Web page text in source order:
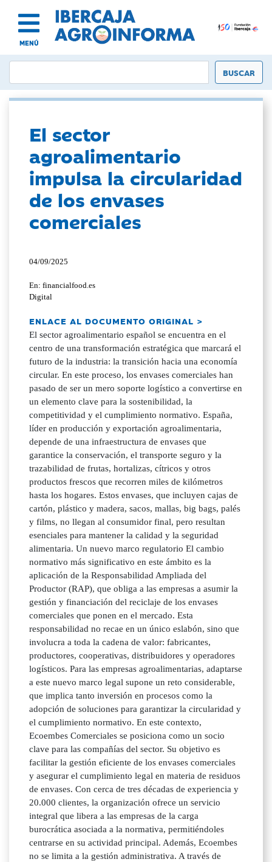
MENÚ
El sector
agroalimentario
impulsa la circularidad
de los envases
comerciales
04/09/2025
En: financialfood.es
Digital
ENLACE AL DOCUMENTO ORIGINAL >
El sector agroalimentario español se encuentra en el
centro de una transformación estratégica que marcará el
futuro de la industria: la transición hacia una economía
circular. En este proceso, los envases comerciales han
pasado de ser un mero soporte logístico a convertirse en
un elemento clave para la sostenibilidad, la
competitividad y el cumplimiento normativo. España,
líder en producción y exportación agroalimentaria,
depende de una infraestructura de envases que
garantice la conservación, el transporte seguro y la
trazabilidad de frutas, hortalizas, cítricos y otros
productos frescos que recorren miles de kilómetros
hasta los hogares. Estos envases, que incluyen cajas de
cartón, plástico y madera, sacos, mallas, big bags, palés
y films, no llegan al consumidor final, pero resultan
esenciales para mantener la calidad y la seguridad
alimentaria. Un nuevo marco regulatorio El cambio
normativo más significativo en este ámbito es la
aplicación de la Responsabilidad Ampliada del
Productor (RAP), que obliga a las empresas a asumir la
gestión y financiación del reciclaje de los envases
comerciales que ponen en el mercado. Esta
responsabilidad no recae en un único eslabón, sino que
involucra a toda la cadena de valor: fabricantes,
productores, cooperativas, distribuidores y operadores
logísticos. Para las empresas agroalimentarias, adaptarse
a este nuevo marco legal supone un reto considerable,
que implica tanto inversión en procesos como la
adopción de soluciones para garantizar la circularidad y
el cumplimiento normativo. En este contexto,
Ecoembes Comerciales se posiciona como un socio
clave para las compañías del sector. Su objetivo es
facilitar la gestión eficiente de los envases comerciales
y asegurar el cumplimiento legal en materia de residuos
de envases. Con cerca de tres décadas de experiencia y
20.000 clientes, la organización ofrece un servicio
integral que libera a las empresas de la carga
burocrática asociada a la normativa, permitiéndoles
centrarse en su actividad principal. Además, Ecoembes
no se limita a la gestión administrativa. A través de